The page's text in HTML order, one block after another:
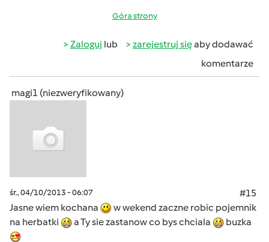
Góra strony
Zaloguj lub zarejestruj sięaby dodawać
komentarze
magi1 (niezweryfikowany)
śr., 04/10/2013 - 06:07
#15
Jasne wiem kochana
w wekend zaczne robic pojemnik
na herbatki
a Ty sie zastanow co bys chciala buzka